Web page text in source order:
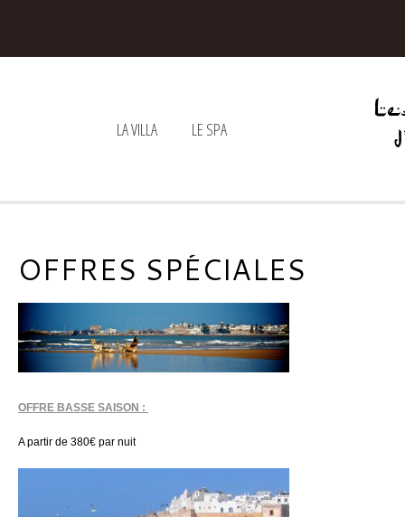
LA VILLA LE SPA
OFFRES SPÉCIALES
OFFRE BASSE SAISON :
A partir de 380€ par nuit